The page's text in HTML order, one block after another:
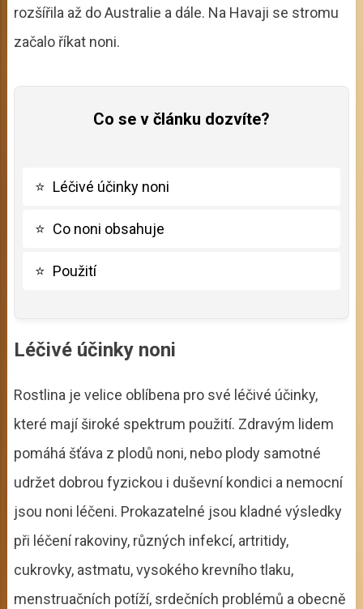
rozšířila až do Australie a dále. Na Havaji se stromu
začalo říkat noni.
Co se v článku dozvíte?
⭐ Léčivé účinky noni
⭐ Co noni obsahuje
⭐ Použití
Léčivé účinky noni
Rostlina je velice oblíbena pro své léčivé účinky,
které mají široké spektrum použití. Zdravým lidem
pomáhá šťáva z plodů noni, nebo plody samotné
udržet dobrou fyzickou i duševní kondici a nemocní
jsou noni léčeni. Prokazatelné jsou kladné výsledky
při léčení rakoviny, různých infekcí, artritidy,
cukrovky, astmatu, vysokého krevního tlaku,
menstruačních potíží, srdečních problémů a obecně